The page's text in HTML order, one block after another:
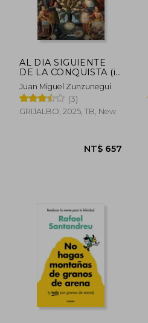
AL DIA SIGUIENTE
DE LA CONQUISTA (in
Spanish)
Juan Miguel Zunzunegui
(3)
GRIJALBO, 2025, TB, New